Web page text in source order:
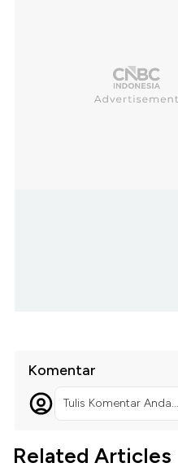
Komentar
Tulis Komentar Anda...
Related Articles